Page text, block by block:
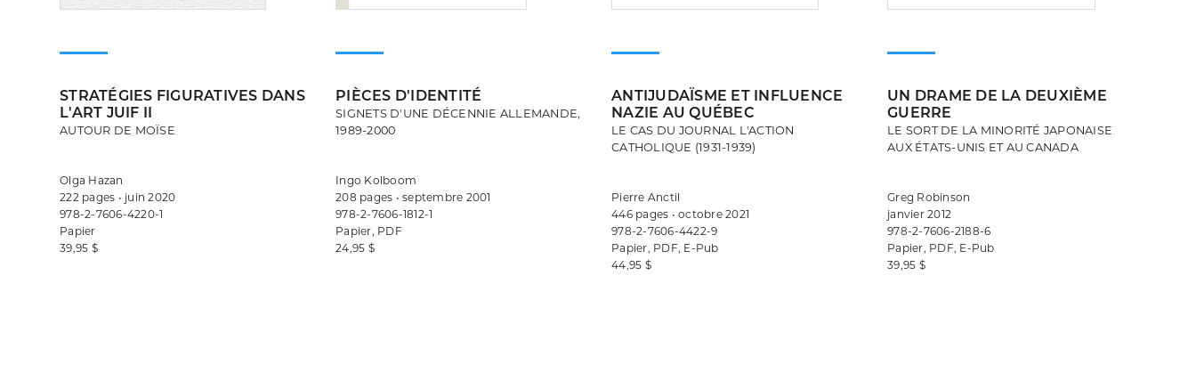
STRATÉGIES FIGURATIVES DANS
L'ART JUIF II
AUTOUR DE MOÏSE
Olga Hazan
222 pages • juin 2020
978-2-7606-4220-1
Papier
39,95 $
PIÈCES D'IDENTITÉ
SIGNETS D'UNE DÉCENNIE ALLEMANDE,
1989-2000
Ingo Kolboom
208 pages • septembre 2001
978-2-7606-1812-1
Papier, PDF
24,95 $
ANTIJUDAÏSME ET INFLUENCE
NAZIE AU QUÉBEC
LE CAS DU JOURNAL L'ACTION
CATHOLIQUE (1931-1939)
Pierre Anctil
446 pages • octobre 2021
978-2-7606-4422-9
Papier, PDF, E-Pub
44,95 $
UN DRAME DE LA DEUXIÈME
GUERRE
LE SORT DE LA MINORITÉ JAPONAISE
AUX ÉTATS-UNIS ET AU CANADA
Greg Robinson
janvier 2012
978-2-7606-2188-6
Papier, PDF, E-Pub
39,95 $